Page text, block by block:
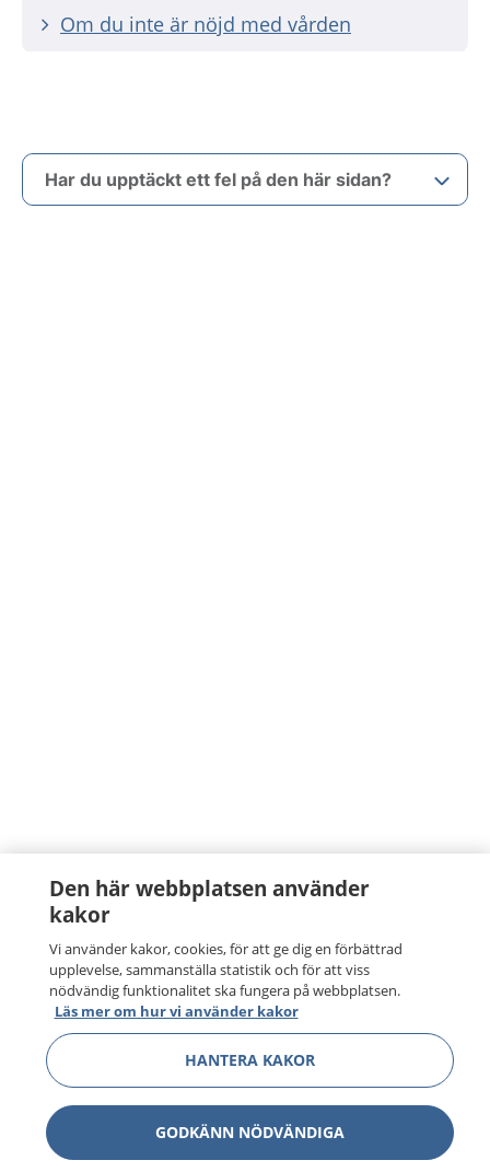
Om du inte är nöjd med vården
Har du upptäckt ett fel på den här sidan?
Den här webbplatsen använder
kakor
Vi använder kakor, cookies, för att ge dig en förbättrad
upplevelse, sammanställa statistik och för att viss
nödvändig funktionalitet ska fungera på webbplatsen.
Läs mer om hur vi använder kakor
HANTERA KAKOR
GODKÄNN NÖDVÄNDIGA